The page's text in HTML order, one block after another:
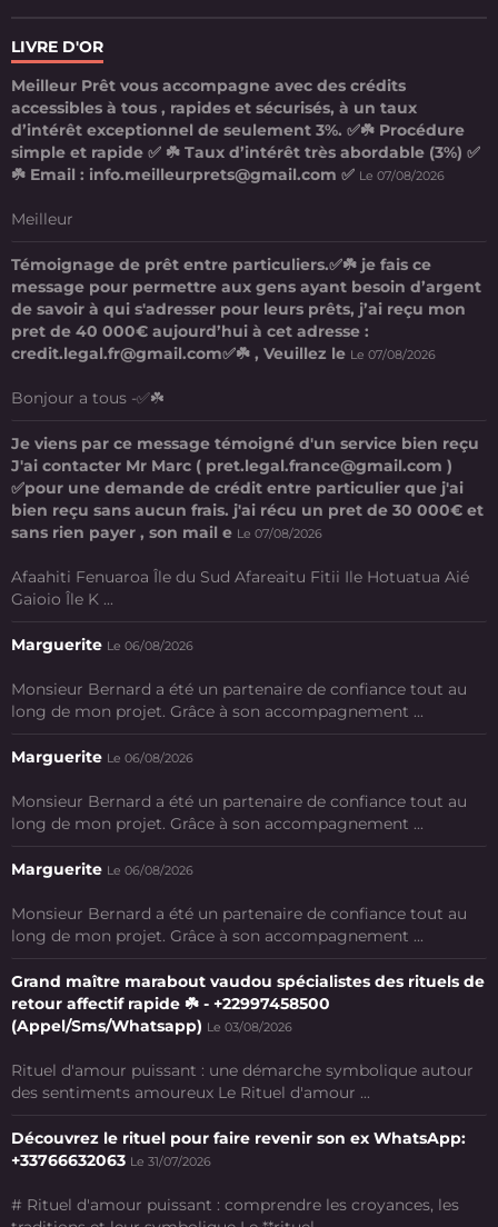
LIVRE D'OR
Meilleur Prêt vous accompagne avec des crédits
accessibles à tous , rapides et sécurisés, à un taux
d’intérêt exceptionnel de seulement 3%. ✅☘️ Procédure
simple et rapide ✅ ☘️ Taux d’intérêt très abordable (3%) ✅
☘️ Email : info.meilleurprets@gmail.com ✅ Le 07/08/2026
Meilleur
Témoignage de prêt entre particuliers.✅☘️ je fais ce
message pour permettre aux gens ayant besoin d’argent
de savoir à qui s'adresser pour leurs prêts, j’ai reçu mon
pret de 40 000€ aujourd’hui à cet adresse :
credit.legal.fr@gmail.com✅☘️ , Veuillez le Le 07/08/2026
Bonjour a tous -✅☘️
Je viens par ce message témoigné d'un service bien reçu
J'ai contacter Mr Marc ( pret.legal.france@gmail.com )
✅pour une demande de crédit entre particulier que j'ai
bien reçu sans aucun frais. j'ai récu un pret de 30 000€ et
sans rien payer , son mail e Le 07/08/2026
Afaahiti Fenuaroa Île du Sud Afareaitu Fitii Ile Hotuatua Aié
Gaioio Île K ...
Marguerite Le 06/08/2026
Monsieur Bernard a été un partenaire de confiance tout au
long de mon projet. Grâce à son accompagnement ...
Marguerite Le 06/08/2026
Monsieur Bernard a été un partenaire de confiance tout au
long de mon projet. Grâce à son accompagnement ...
Marguerite Le 06/08/2026
Monsieur Bernard a été un partenaire de confiance tout au
long de mon projet. Grâce à son accompagnement ...
Grand maître marabout vaudou spécialistes des rituels de
retour affectif rapide ☘️ - +22997458500
(Appel/Sms/Whatsapp) Le 03/08/2026
Rituel d'amour puissant : une démarche symbolique autour
des sentiments amoureux Le Rituel d'amour ...
Découvrez le rituel pour faire revenir son ex WhatsApp:
+33766632063 Le 31/07/2026
# Rituel d'amour puissant : comprendre les croyances, les